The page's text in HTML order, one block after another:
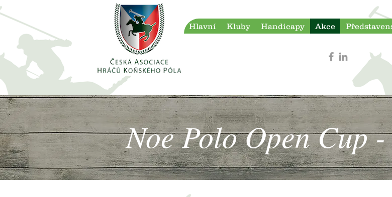
Hlavní Kluby Handicapy Akce
Noe Polo Open Cup